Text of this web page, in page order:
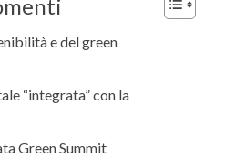
e del green
“integrata” con la
Green Summit